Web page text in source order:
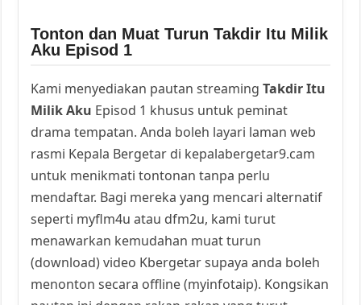
Tonton dan Muat Turun Takdir Itu Milik
Aku Episod 1
Kami menyediakan pautan streamingTakdir Itu
Milik Aku Episod 1 khusus untuk peminat
drama tempatan. Anda boleh layari laman web
rasmi Kepala Bergetar di kepalabergetar9.cam
untuk menikmati tontonan tanpa perlu
mendaftar. Bagi mereka yang mencari alternatif
seperti myflm4u atau dfm2u, kami turut
menawarkan kemudahan muat turun
(download) video Kbergetar supaya anda boleh
menonton secara offline (myinfotaip). Kongsikan